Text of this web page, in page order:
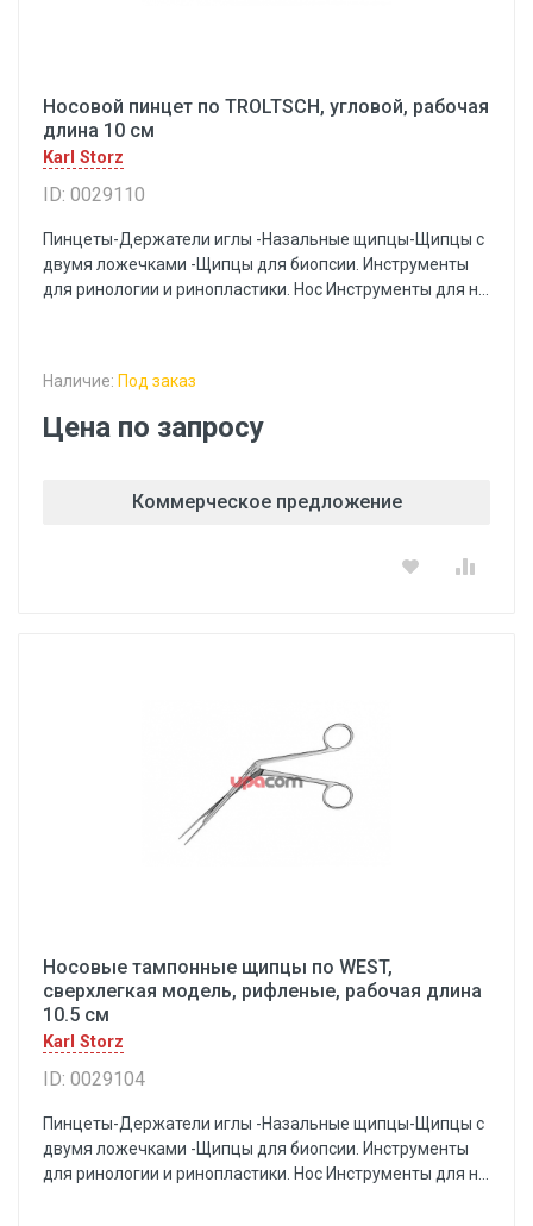
Носовой пинцет по TROLTSCH, угловой, рабочая
длина 10 см
Karl Storz
ID: 0029110
Пинцеты-Держатели иглы -Назальные щипцы-Щипцы с
двумя ложечками -Щипцы для биопсии. Инструменты
для ринологии и ринопластики. Нос Инструменты для н...
Наличие: Под заказ
Цена по запросу
Коммерческое предложение
Носовые тампонные щипцы по WEST,
сверхлегкая модель, рифленые, рабочая длина
10.5 см
Karl Storz
ID: 0029104
Пинцеты-Держатели иглы -Назальные щипцы-Щипцы с
двумя ложечками -Щипцы для биопсии. Инструменты
для ринологии и ринопластики. Нос Инструменты для н...